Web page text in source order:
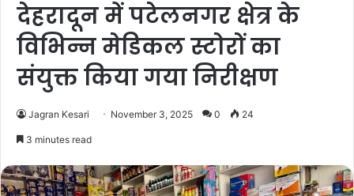
देहरादून में पटेलनगर क्षेत्र के
विभिन्न मेडिकल स्टोरों का
संयुक्त किया गया निरीक्षण
Jagran Kesari November 3, 2025 0 24
3 minutes read